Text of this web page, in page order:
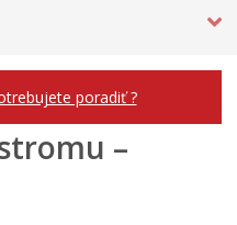
poradiť ?
–